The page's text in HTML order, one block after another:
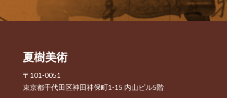
夏樹美術
〒101-0051
東京都千代田区神田神保町1-15 内山ビル5階